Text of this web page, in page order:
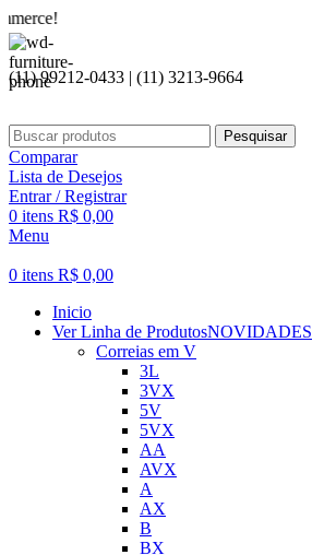
(11) 99212-0433 | (11) 3213-9664
Pesquisar
Comparar
Lista de Desejos
Entrar / Registrar
0 itens R$ 0,00
Menu
0 itens R$ 0,00
Inicio
Ver Linha de ProdutosNOVIDADES
Correias em V
3L
3VX
5V
5VX
AA
AVX
A
AX
B
BX